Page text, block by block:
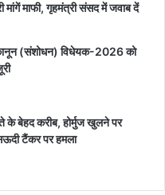
मांगें माफी, गृहमंत्री संसद में जवाब दें
(संशोधन) विधेयक-2026 को
के बेहद करीब, होर्मुज खुलने पर
टैंकर पर हमला